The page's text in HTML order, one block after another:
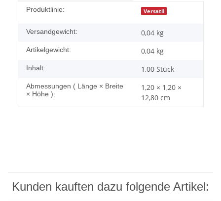
Produkteigenschaft
Wert
Produktlinie: Versatil
Versandgewicht: 0,04 kg
Artikelgewicht: 0,04 kg
Inhalt: 1,00 Stück
Abmessungen ( Länge × Breite
× Höhe ):
1,20 × 1,20 ×
12,80 cm
Kunden kauften dazu folgende Artikel: